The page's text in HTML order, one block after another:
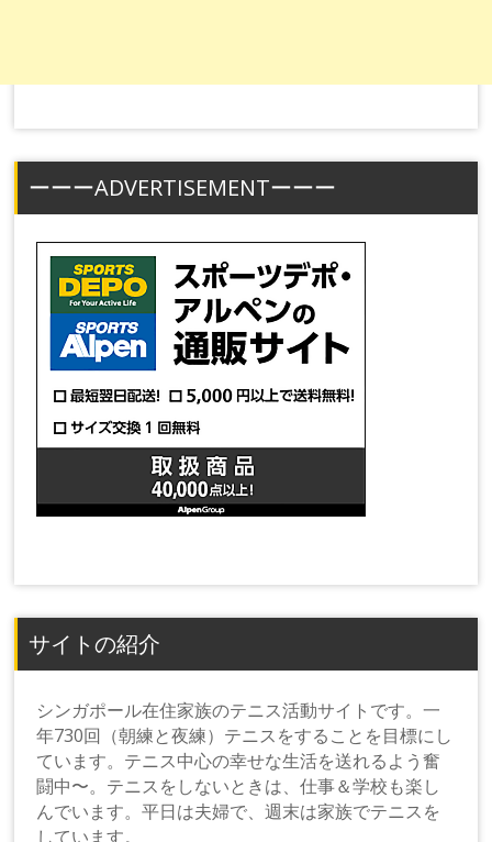
ーーーADVERTISEMENTーーー
サイトの紹介
シンガポール在住家族のテニス活動サイトです。一
年730回（朝練と夜練）テニスをすることを目標にし
ています。テニス中心の幸せな生活を送れるよう奮
闘中〜。テニスをしないときは、仕事＆学校も楽し
んでいます。平日は夫婦で、週末は家族でテニスを
しています。